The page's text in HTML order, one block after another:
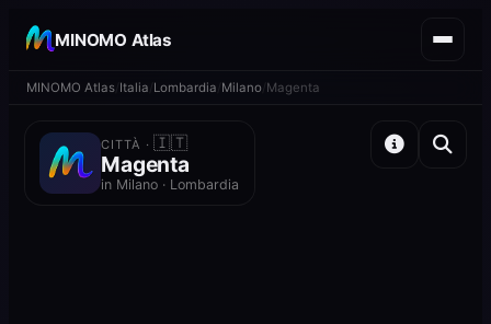
MINOMO Atlas
MINOMO Atlas Italia Lombardia Milano Magenta
CITTÀ ·🇮🇹
Magenta
in Milano · Lombardia